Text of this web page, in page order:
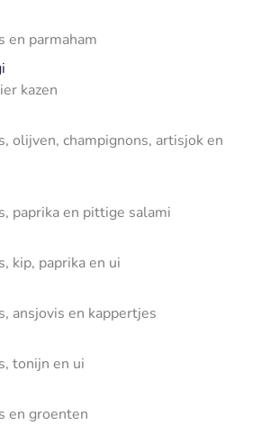
en parmaham
kazen
olijven, champignons, artisjok en
paprika en pittige salami
kip, paprika en ui
ansjovis en kappertjes
tonijn en ui
en groenten